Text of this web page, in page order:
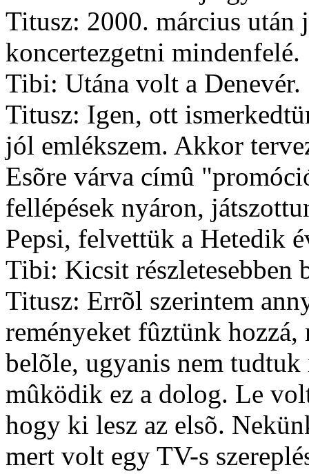
Titusz: 2000. március után
koncertezgetni mindenfelé.
Tibi: Utána volt a Denevér.
Titusz: Igen, ott
jól emlékszem. Akkor
Esõre várva címû
fellépések nyáron,
Pepsi, felvettük a Hetedik
Tibi: Kicsit részletesebben
Titusz: Errõl szerintem
reményeket fûztünk
belõle, ugyanis nem
mûködik ez a dolog. Le
hogy ki lesz az elsõ.
mert volt egy TV-s